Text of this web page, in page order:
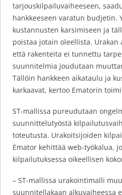
tarjouskilpailuvaiheeseen,
hankkeeseen varatun budjetin.
kustannusten karsimiseen ja
poistaa jotain oleellista. Urakan
että rakenteita ei tunnettu
suunnitelmia joudutaan
Tällöin hankkeen aikataulu ja
karkaavat, kertoo Ematorin
ST-mallissa pureudutaan
suunnittelutyöstä
toteutusta. Urakoitsijoiden
Emator kehittää web-työkalua,
kilpailutuksessa oikeellisen
– ST-mallissa urakointimalli
suunnitellakaan alkuvaiheessa